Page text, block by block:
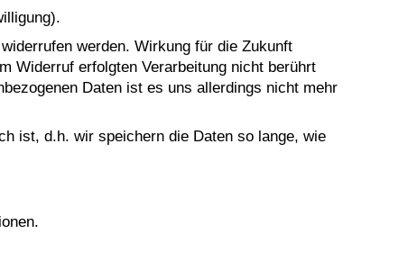
werden. Wirkung für die Zukunft
Widerruf erfolgten Verarbeitung nicht berührt
Daten ist es uns allerdings nicht mehr
ist, d.h. wir speichern die Daten so lange, wie